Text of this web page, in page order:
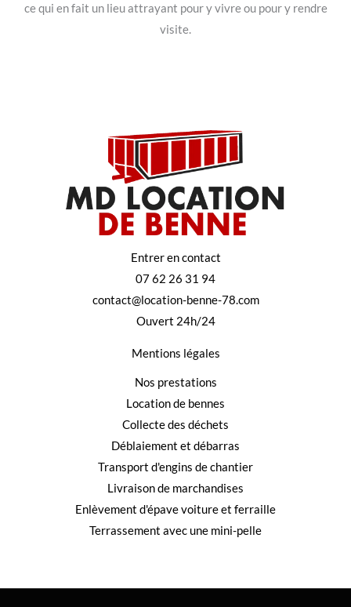
ce qui en fait un lieu attrayant pour y vivre ou pour y rendre
visite.
Entrer en contact
07 62 26 31 94
contact@location-benne-78.com
Ouvert 24h/24
Mentions légales
Nos prestations
Location de bennes
Collecte des déchets
Déblaiement et débarras
Transport d'engins de chantier
Livraison de marchandises
Enlèvement d'épave voiture et ferraille
Terrassement avec une mini-pelle